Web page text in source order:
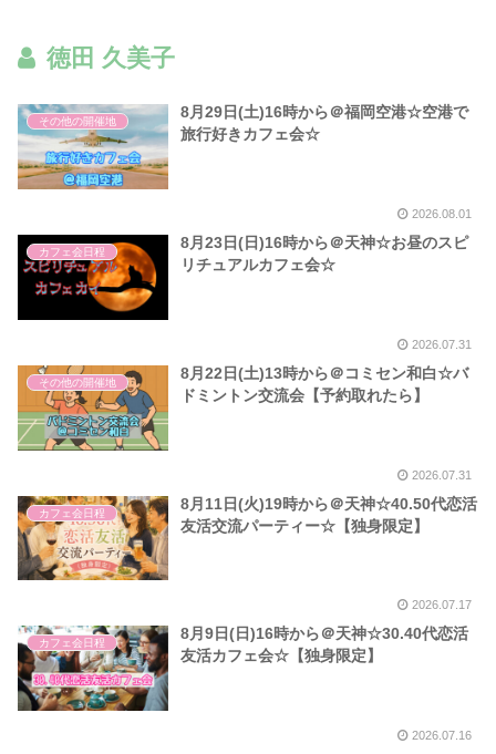
徳田 久美子
その他の開催地
8月29日(土)16時から＠福岡空港☆空港で
旅行好きカフェ会☆
2026.08.01
カフェ会日程
8月23日(日)16時から＠天神☆お昼のスピ
リチュアルカフェ会☆
2026.07.31
その他の開催地
8月22日(土)13時から＠コミセン和白☆バ
ドミントン交流会【予約取れたら】
2026.07.31
カフェ会日程
8月11日(火)19時から＠天神☆40.50代恋活
友活交流パーティー☆【独身限定】
2026.07.17
カフェ会日程
8月9日(日)16時から＠天神☆30.40代恋活
友活カフェ会☆【独身限定】
2026.07.16